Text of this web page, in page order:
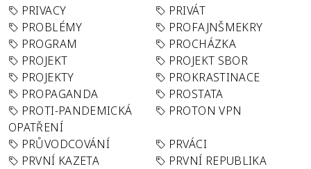
PRIVACY
PRIVÁT
PROBLÉMY
PROFAJNŠMEKRY
PROGRAM
PROCHÁZKA
PROJEKT
PROJEKT SBOR
PROJEKTY
PROKRASTINACE
PROPAGANDA
PROSTATA
PROTI-PANDEMICKÁ
OPATŘENÍ
PROTON VPN
PRŮVODCOVÁNÍ
PRVÁCI
PRVNÍ KAZETA
PRVNÍ REPUBLIKA